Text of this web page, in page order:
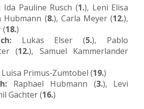
Ida Pauline Rusch (1.), Leni Elisa
Hubmann (8.), Carla Meyer (12.),
(18.)
Lukas Elser (5.), Pablo
(12.), Samuel Kammerlander
Primus‑Zumtobel (19.)
Raphael Hubmann (3.), Levi
Gächter (16.)